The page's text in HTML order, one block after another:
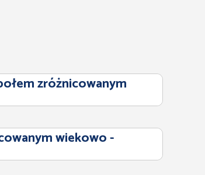
zróżnicowanym
wiekowo -